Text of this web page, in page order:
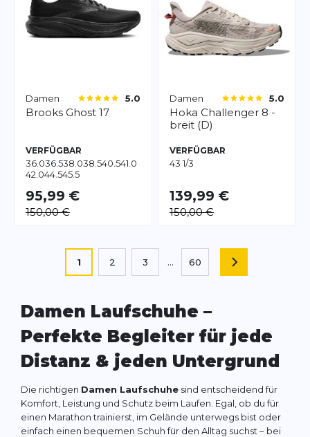
Damen 5.0
Brooks Ghost 17
VERFÜGBAR
36.036.538.038.540.541.0
42.044.545.5
95,99 €
150,00 €
Damen 5.0
Hoka Challenger 8 -
breit (D)
VERFÜGBAR
43 1/3
139,99 €
150,00 €
Sie lesen gerade die Seite
1
Seite
2
Seite
3 ...
Seite
60 SEITE
Damen Laufschuhe –
Perfekte Begleiter für jede
Distanz & jeden Untergrund
Die richtigen Damen Laufschuhe sind entscheidend für
Komfort, Leistung und Schutz beim Laufen. Egal, ob du für
einen Marathon trainierst, im Gelände unterwegs bist oder
einfach einen bequemen Schuh für den Alltag suchst – bei